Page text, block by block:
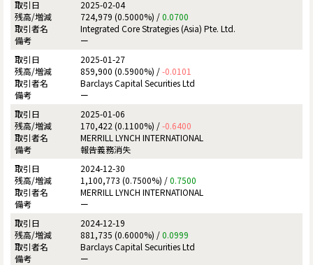
2025-02-04
724,979 (0.5000%) /0.0700
Integrated Core Strategies (Asia) Pte. Ltd.
ー
2025-01-27
859,900 (0.5900%) /-0.0101
Barclays Capital Securities Ltd
ー
2025-01-06
170,422 (0.1100%) /-0.6400
MERRILL LYNCH INTERNATIONAL
報告義務消失
2024-12-30
1,100,773 (0.7500%) /0.7500
MERRILL LYNCH INTERNATIONAL
ー
2024-12-19
881,735 (0.6000%) /0.0999
Barclays Capital Securities Ltd
ー